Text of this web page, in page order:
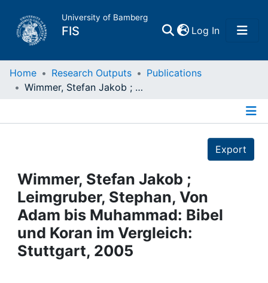
University of Bamberg
FIS Log In(current)
Home
Projects
People
Institutions
Home Research Outputs
Publications
Wimmer, Stefan Jakob ; Leimgruber, Stephan, Von Adam bis Muhammad: Bibel und Koran im Vergleich: Stuttgart, 2005
Export
Wimmer, Stefan Jakob ;
Leimgruber, Stephan, Von
Adam bis Muhammad: Bibel
und Koran im Vergleich:
Stuttgart, 2005